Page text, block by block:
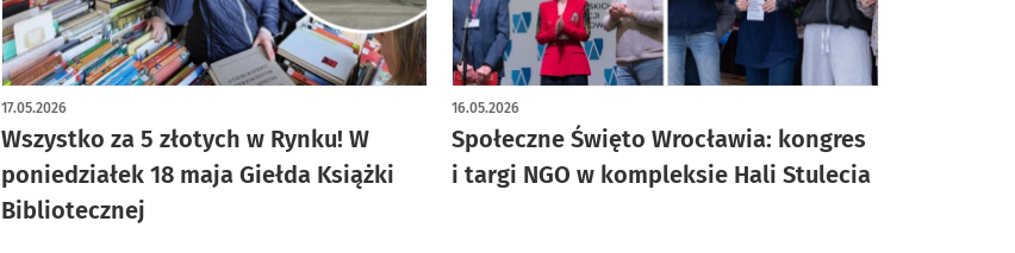
Wszystko za 5 złotych w Rynku! W
poniedziałek 18 maja Giełda Książki
Bibliotecznej
17.05.2026
artykuł z galerią zdjęć
Społeczne Święto Wrocławia: kongres
i targi NGO w kompleksie Hali Stulecia
16.05.2026
artykuł z galerią zdjęć